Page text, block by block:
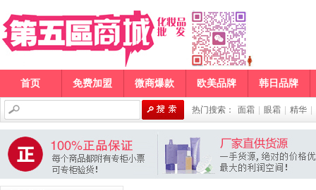
首页 免费加盟 微商爆款 欧美品牌 韩日品牌
热门搜索： 面霜 眼霜 精华